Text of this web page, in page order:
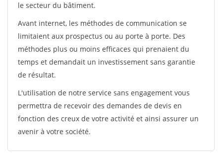
le secteur du bâtiment.
Avant internet, les méthodes de communication se
limitaient aux prospectus ou au porte à porte. Des
méthodes plus ou moins efficaces qui prenaient du
temps et demandait un investissement sans garantie
de résultat.
L'utilisation de notre service sans engagement vous
permettra de recevoir des demandes de devis en
fonction des creux de votre activité et ainsi assurer un
avenir à votre société.